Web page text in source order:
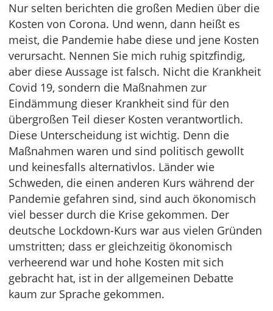
Nur selten berichten die großen Medien über die
Kosten von Corona. Und wenn, dann heißt es
meist, die Pandemie habe diese und jene Kosten
verursacht. Nennen Sie mich ruhig spitzfindig,
aber diese Aussage ist falsch. Nicht die Krankheit
Covid 19, sondern die Maßnahmen zur
Eindämmung dieser Krankheit sind für den
übergroßen Teil dieser Kosten verantwortlich.
Diese Unterscheidung ist wichtig. Denn die
Maßnahmen waren und sind politisch gewollt
und keinesfalls alternativlos. Länder wie
Schweden, die einen anderen Kurs während der
Pandemie gefahren sind, sind auch ökonomisch
viel besser durch die Krise gekommen. Der
deutsche Lockdown-Kurs war aus vielen Gründen
umstritten; dass er gleichzeitig ökonomisch
verheerend war und hohe Kosten mit sich
gebracht hat, ist in der allgemeinen Debatte
kaum zur Sprache gekommen.